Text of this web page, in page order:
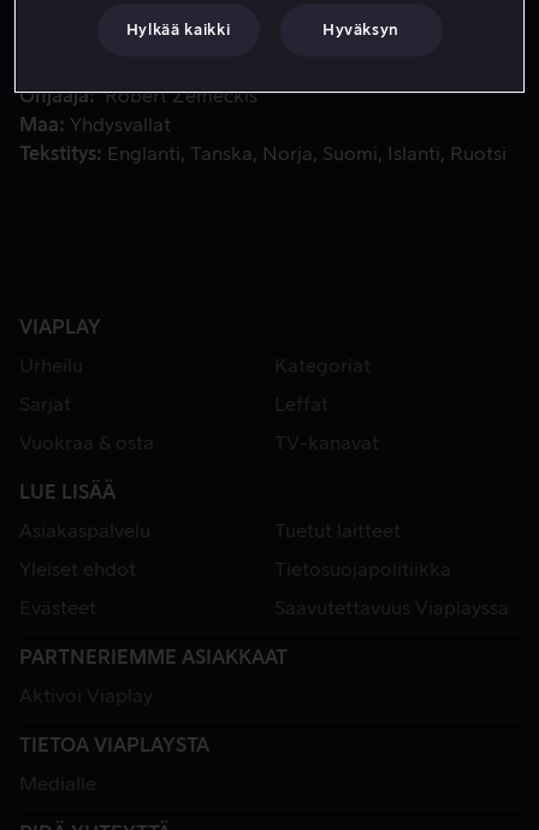
Michael J. Fox Christopher Lloyd
Ohjaaja
Robert Zemeckis
Maa
Yhdysvallat
Tekstitys
Englanti Tanska Norja Suomi Islanti Ruotsi
VIAPLAY
Urheilu
Kategoriat
Sarjat
Leffat
Vuokraa & osta
TV-kanavat
LUE LISÄÄ
Asiakaspalvelu
Tuetut laitteet
Yleiset ehdot
Tietosuojapolitiikka
Evästeet
Saavutettavuus Viaplayssa
PARTNERIEMME ASIAKKAAT
Aktivoi Viaplay
TIETOA VIAPLAYSTA
Medialle
Hylkää kaikki Hyväksyn